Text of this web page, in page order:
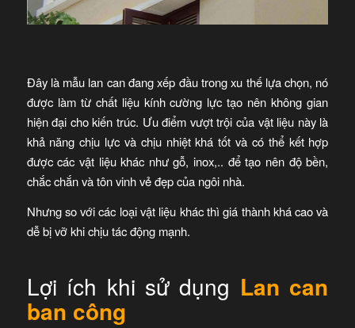
Đây là mẫu lan can đang xếp đầu trong xu thế lựa chọn, nó
được làm từ chất liệu kính cường lực tạo nên không gian
hiện đại cho kiến trúc. Ưu điểm vượt trội của vật liệu này là
khả năng chịu lực và chịu nhiệt khá tốt và có thể kết hợp
được các vật liệu khác như gỗ, inox,.. để tạo nên độ bền,
chắc chắn và tôn vinh vẻ đẹp của ngôi nhà.
Nhưng so với các loại vật liệu khác thì giá thành khá cao và
dễ bị vỡ khi chịu tác động mạnh.
Lợi ích khi sử dụng Lan can
ban công